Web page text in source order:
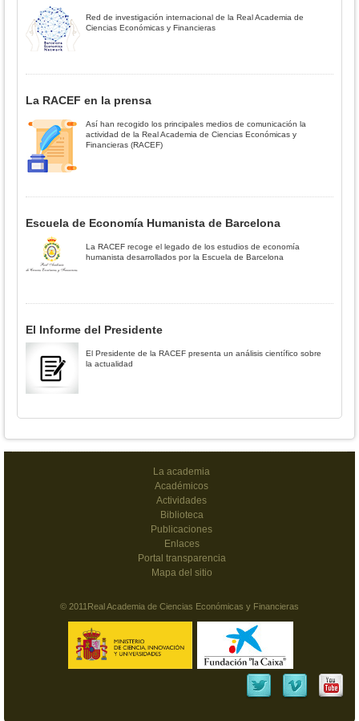
Red de investigación internacional de la Real Academia de
Ciencias Económicas y Financieras
La RACEF en la prensa
Así han recogido los principales medios de comunicación la
actividad de la Real Academia de Ciencias Económicas y
Financieras (RACEF)
Escuela de Economía Humanista de Barcelona
La RACEF recoge el legado de los estudios de economía
humanista desarrollados por la Escuela de Barcelona
El Informe del Presidente
El Presidente de la RACEF presenta un análisis científico sobre
la actualidad
La academia
Académicos
Actividades
Biblioteca
Publicaciones
Enlaces
Portal transparencia
Mapa del sitio
© 2011Real Academia de Ciencias Económicas y Financieras